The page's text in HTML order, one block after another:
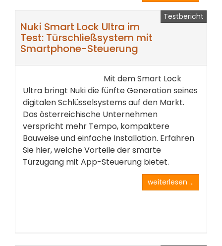
Testbericht
Nuki Smart Lock Ultra im
Test: Türschließsystem mit
Smartphone-Steuerung
Mit dem Smart Lock
Ultra bringt Nuki die fünfte Generation seines
digitalen Schlüsselsystems auf den Markt.
Das österreichische Unternehmen
verspricht mehr Tempo, kompaktere
Bauweise und einfache Installation. Erfahren
Sie hier, welche Vorteile der smarte
Türzugang mit App-Steuerung bietet.
weiterlesen ...